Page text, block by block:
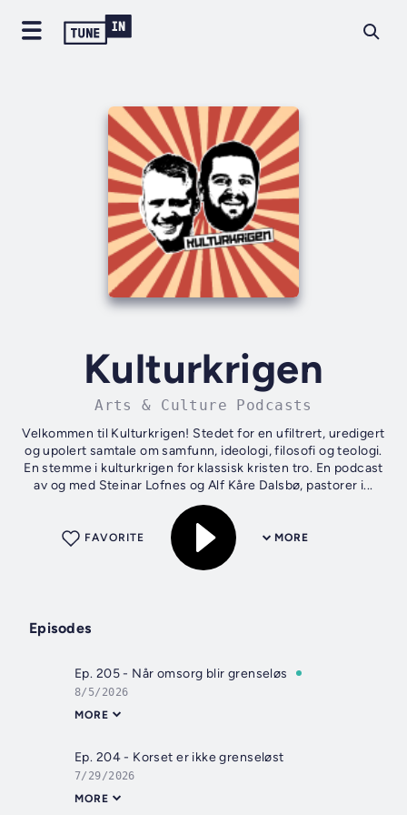
Kulturkrigen
Arts & Culture Podcasts
Velkommen til Kulturkrigen! Stedet for en ufiltrert, uredigert
og upolert samtale om samfunn, ideologi, filosofi og teologi.
En stemme i kulturkrigen for klassisk kristen tro. En podcast
av og med Steinar Lofnes og Alf Kåre Dalsbø, pastorer i...
MORE
FAVORITE
Episodes
Ep. 205 - Når omsorg blir grenseløs
8/5/2026
MORE
Ep. 204 - Korset er ikke grenseløst
7/29/2026
MORE